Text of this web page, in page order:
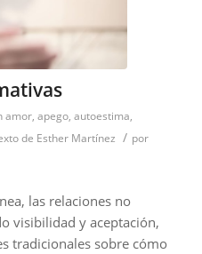
amor, apego, autoestima,
de Esther Martínez / por
las relaciones no
visibilidad y aceptación,
tradicionales sobre cómo